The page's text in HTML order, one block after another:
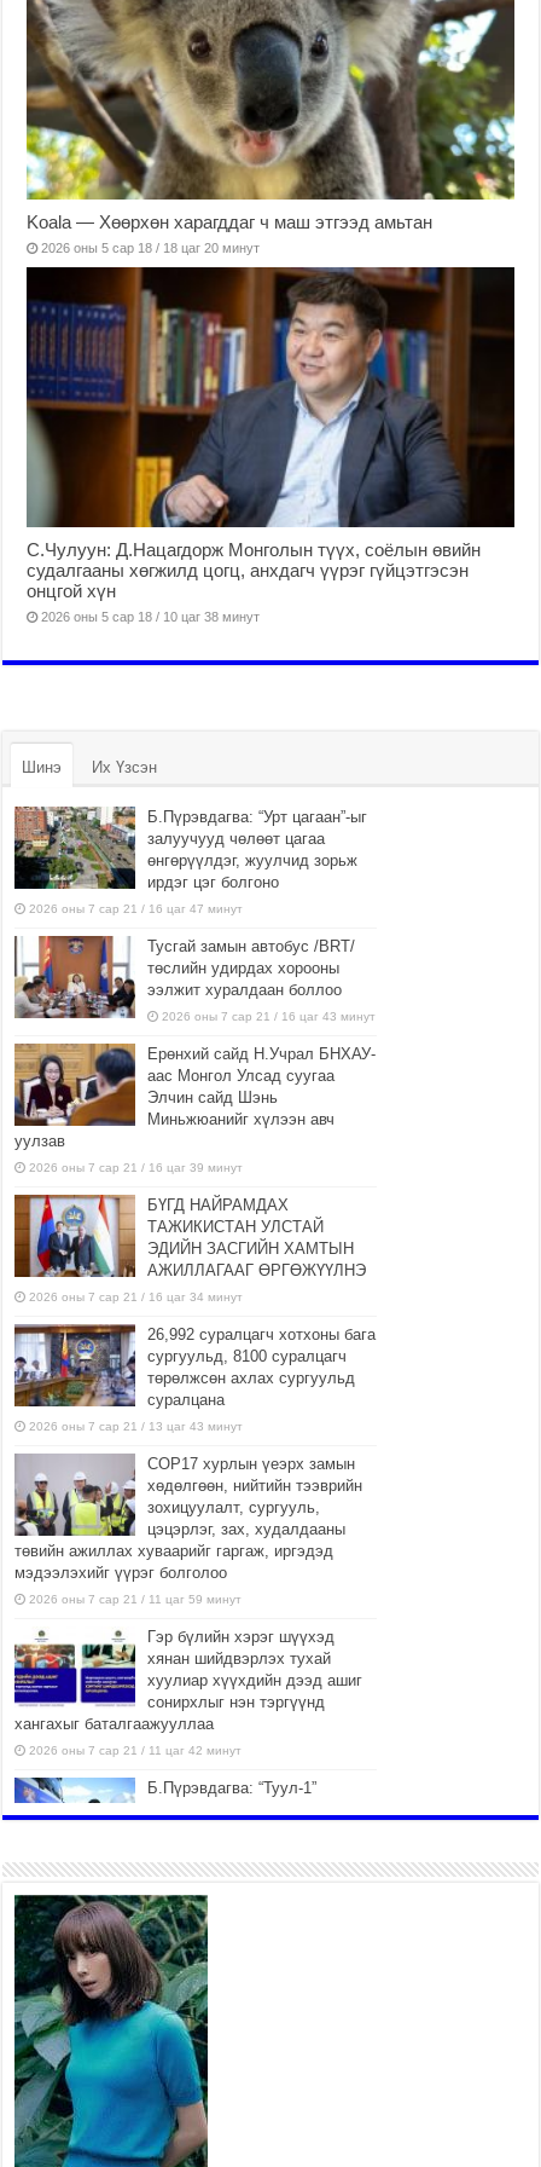
Koala — Хөөрхөн харагддаг ч маш этгээд амьтан
2026 оны 5 сар 18 / 18 цаг 20 минут
С.Чулуун: Д.Нацагдорж Монголын түүх, соёлын өвийн
судалгааны хөгжилд цогц, анхдагч үүрэг гүйцэтгэсэн
онцгой хүн
2026 оны 5 сар 18 / 10 цаг 38 минут
Шинэ Их Үзсэн
Б.Пүрэвдагва: “Урт цагаан”-ыг
залуучууд чөлөөт цагаа
өнгөрүүлдэг, жуулчид зорьж
ирдэг цэг болгоно
2026 оны 7 сар 21 / 16 цаг 47 минут
Тусгай замын автобус /BRT/
төслийн удирдах хорооны
ээлжит хуралдаан боллоо
2026 оны 7 сар 21 / 16 цаг 43 минут
Ерөнхий сайд Н.Учрал БНХАУ-
аас Монгол Улсад суугаа
Элчин сайд Шэнь
Миньжюанийг хүлээн авч
уулзав
2026 оны 7 сар 21 / 16 цаг 39 минут
БҮГД НАЙРАМДАХ
ТАЖИКИСТАН УЛСТАЙ
ЭДИЙН ЗАСГИЙН ХАМТЫН
АЖИЛЛАГААГ ӨРГӨЖҮҮЛНЭ
2026 оны 7 сар 21 / 16 цаг 34 минут
26,992 суралцагч хотхоны бага
сургуульд, 8100 суралцагч
төрөлжсөн ахлах сургуульд
суралцана
2026 оны 7 сар 21 / 13 цаг 43 минут
COP17 хурлын үеэрх замын
хөдөлгөөн, нийтийн тээврийн
зохицуулалт, сургууль,
цэцэрлэг, зах, худалдааны
төвийн ажиллах хуваарийг гаргаж, иргэдэд
мэдээлэхийг үүрэг болголоо
2026 оны 7 сар 21 / 11 цаг 59 минут
Гэр бүлийн хэрэг шүүхэд
хянан шийдвэрлэх тухай
хуулиар хүүхдийн дээд ашиг
сонирхлыг нэн тэргүүнд
хангахыг баталгаажууллаа
2026 оны 7 сар 21 / 11 цаг 42 минут
Б.Пүрэвдагва: “Туул-1”
2026 оны 7 сар 21 / 10 цаг 15 минут
НИЙСЛЭЛ, АЙМГИЙН
УДИРДЛАГУУДЫН АЖЛЫГ
ХҮНД СУРТЛЫГ БУУРУУЛЖ,
ИРГЭД, АЖ АХУЙН НЭГЖИЙН
АЧААГ ХЭРХЭН ХӨНГӨЛСНӨӨР ДҮГНЭНЭ
2026 оны 7 сар 21 / 10 цаг 09 минут
Байнгын хорооны дарга
М.Мандхай Цөлжилттэй
тэмцэх тухай НҮБ-ын
конвенцын талуудын 17 дугаар
бага хурал (СОР17)-ын бэлтгэл ажлын явцтай